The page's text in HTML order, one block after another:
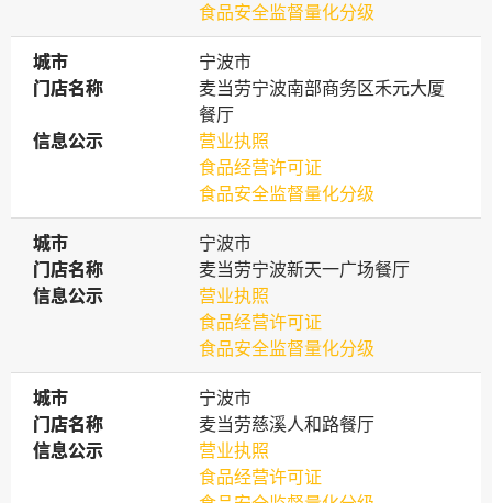
食品安全监督量化分级
城市
城市
宁波市
门店名称
门店名称
麦当劳宁波南部商务区禾元大厦
餐厅
信息公示
信息公示
营业执照
食品经营许可证
食品安全监督量化分级
城市
城市
宁波市
门店名称
门店名称
麦当劳宁波新天一广场餐厅
信息公示
信息公示
营业执照
食品经营许可证
食品安全监督量化分级
城市
城市
宁波市
门店名称
门店名称
麦当劳慈溪人和路餐厅
信息公示
信息公示
营业执照
食品经营许可证